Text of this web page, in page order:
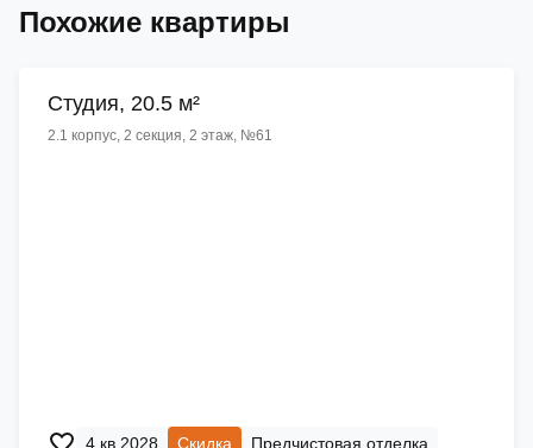
Похожие квартиры
Cтудия, 20.5 м²
2.1 корпус, 2 секция, 2 этаж, №61
4 кв 2028 Скидка Предчистовая отделка